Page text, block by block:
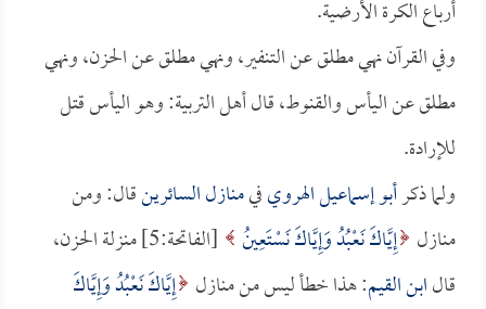
أرباع الكرة الأرضية.
وفي القرآن نهي مطلق عن التنفير، ونهي مطلق عن الحزن، ونهي
مطلق عن اليأس والقنوط، قال أهل التربية: وهو اليأس قتل
للإرادة.
ولما ذكرأبو إسماعيل الهرويفيمنازل السائرينقال: ومن
منازل إِيَّاكَ نَعْبُدُ وَإِيَّاكَ نَسْتَعِينُ
[الفاتحة:5] منزلة الحزن،
قالابن القيم: هذا خطأ ليس من منازل إِيَّاكَ نَعْبُدُ وَإِيَّاكَ